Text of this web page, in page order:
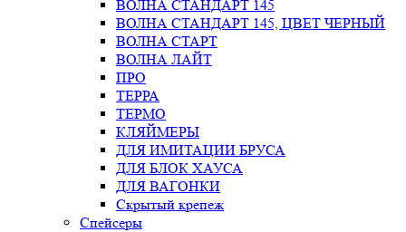
ВОЛНА СТАНДАРТ 145
ВОЛНА СТАНДАРТ 145, ЦВЕТ ЧЕРНЫЙ
ВОЛНА СТАРТ
ВОЛНА ЛАЙТ
ПРО
ТЕРРА
ТЕРМО
КЛЯЙМЕРЫ
ДЛЯ ИМИТАЦИИ БРУСА
ДЛЯ БЛОК ХАУСА
ДЛЯ ВАГОНКИ
Скрытый крепеж
Спейсеры